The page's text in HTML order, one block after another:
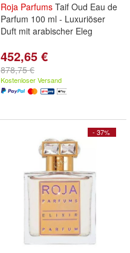
Roja Parfums Taif Oud Eau de
Parfum 100 ml - Luxuriöser
Duft mit arabischer Eleg
452,65 €
878,75 €
Kostenloser Versand
- 37%